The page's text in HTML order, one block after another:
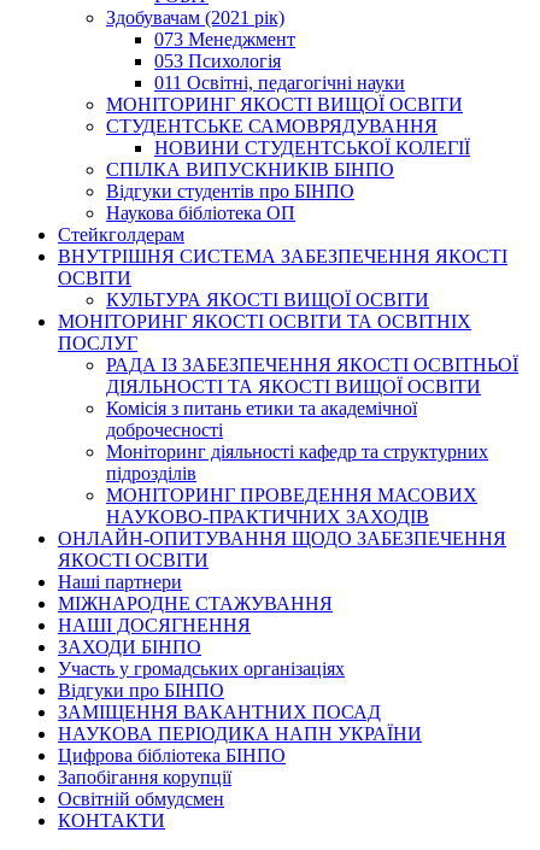
Здобувачам (2021 рік)
073 Менеджмент
053 Психологія
011 Освітні, педагогічні науки
МОНІТОРИНГ ЯКОСТІ ВИЩОЇ ОСВІТИ
СТУДЕНТСЬКЕ САМОВРЯДУВАННЯ
НОВИНИ СТУДЕНТСЬКОЇ КОЛЕГІЇ
СПІЛКА ВИПУСКНИКІВ БІНПО
Відгуки студентів про БІНПО
Наукова бібліотека ОП
Стейкголдерам
ВНУТРІШНЯ СИСТЕМА ЗАБЕЗПЕЧЕННЯ ЯКОСТІ
ОСВІТИ
КУЛЬТУРА ЯКОСТІ ВИЩОЇ ОСВІТИ
МОНІТОРИНГ ЯКОСТІ ОСВІТИ ТА ОСВІТНІХ
ПОСЛУГ
РАДА ІЗ ЗАБЕЗПЕЧЕННЯ ЯКОСТІ ОСВІТНЬОЇ
ДІЯЛЬНОСТІ ТА ЯКОСТІ ВИЩОЇ ОСВІТИ
Комісія з питань етики та академічної
доброчесності
Моніторинг діяльності кафедр та структурних
підрозділів
МОНІТОРИНГ ПРОВЕДЕННЯ МАСОВИХ
НАУКОВО-ПРАКТИЧНИХ ЗАХОДІВ
ОНЛАЙН-ОПИТУВАННЯ ЩОДО ЗАБЕЗПЕЧЕННЯ
ЯКОСТІ ОСВІТИ
Наші партнери
МІЖНАРОДНЕ СТАЖУВАННЯ
НАШІ ДОСЯГНЕННЯ
ЗАХОДИ БІНПО
Участь у громадських організаціях
Відгуки про БІНПО
ЗАМІЩЕННЯ ВАКАНТНИХ ПОСАД
НАУКОВА ПЕРІОДИКА НАПН УКРАЇНИ
Цифрова бібліотека БІНПО
Запобігання корупції
Освітній обмудсмен
КОНТАКТИ